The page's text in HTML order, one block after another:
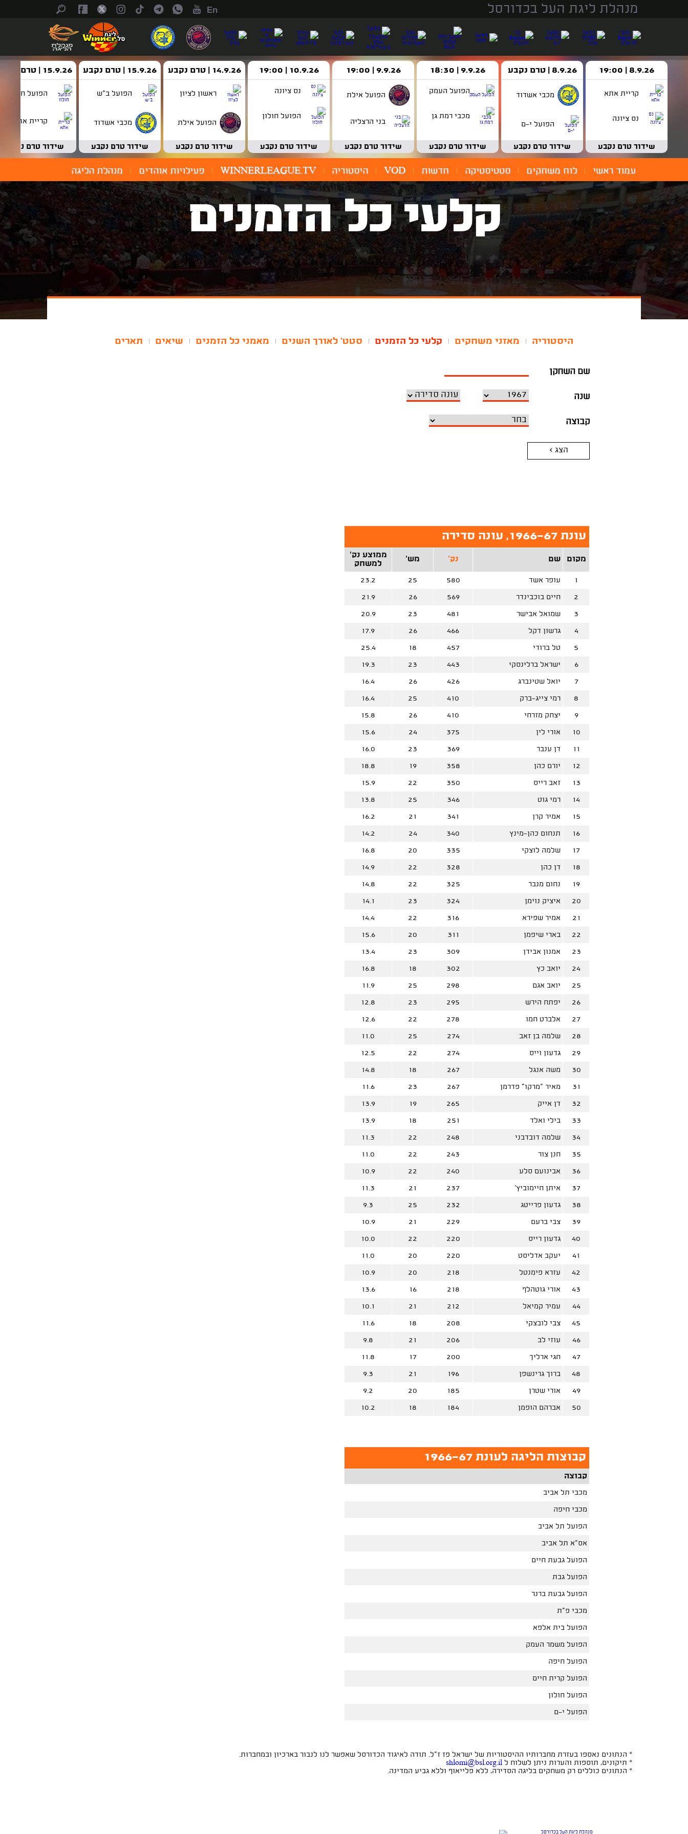
מנהלת ליגת העל בכדורסל En
8.9.26 | 19:00
קריית אתא
נס ציונה
שידור טרם נקבע
8.9.26 | טרם נקבע
מכבי אשדוד
הפועל י-ם
שידור טרם נקבע
9.9.26 | 18:30
הפועל העמק
מכבי רמת גן
שידור טרם נקבע
9.9.26 | 19:00
הפועל אילת
בני הרצליה
שידור טרם נקבע
10.9.26 | 19:00
נס ציונה
הפועל חולון
שידור טרם נקבע
14.9.26 | טרם נקבע
ראשון לציון
הפועל אילת
שידור טרם נקבע
15.9.26 | טרם נקבע
הפועל ב"ש
מכבי אשדוד
שידור טרם נקבע
15.9.26 | טרם נקבע
הפועל חולון
קריית אתא
שידור טרם נקבע
עמוד ראשי לוח משחקים סטטיסטיקה חדשות VOD היסטוריה WINNERLEAGUE.TV פעילויות אוהדים מנהלת הליגה
קלעי כל הזמנים
היסטוריה מאזני משחקים קלעי כל הזמנים סטט' לאורך השנים מאמני כל הזמנים שיאים תארים
שם השחקן
שנה
קבוצה
הצג >
עונת 1966-67, עונה סדירה
מקום שם נק' מש'
ממוצע נק'
למשחק
1 עופר אשד 580
25
23.2
2 חיים בוכבינדר 569
26
21.9
3 שמואל אבישר 481
23
20.9
4 גרשון דקל 466
26
17.9
5 טל ברודי 457
18
25.4
6 ישראל ברלינסקי 443
23
19.3
7 יואל שטינברג 426
26
16.4
8 רמי צייג-ברק 410
25
16.4
9 יצחק מזרחי 410
26
15.8
10 אורי לין 375
24
15.6
11 דן ענבר 369
23
16.0
12 יורם כהן 358
19
18.8
13 זאב רייס 350
22
15.9
14 רמי גוט 346
25
13.8
15 אמיר קרן 341
21
16.2
16 תנחום כהן-מינץ 340
24
14.2
17 שלמה לוצקי 335
20
16.8
18 דן כהן 328
22
14.9
19 נחום מנבר 325
22
14.8
20 איציק נוימן 324
23
14.1
21 אמיר שפירא 316
22
14.4
22 בארי שיפמן 311
20
15.6
23 אמנון אבידן 309
23
13.4
24 יואב כץ 302
18
16.8
25 יואב אגם 298
25
11.9
26 יפתח הירש 295
23
12.8
27 אלברט חמו 278
22
12.6
28 שלמה בן זאב 274
25
11.0
29 גדעון וייס 274
22
12.5
30 משה אנגל 267
18
14.8
31 מאיר "מרקו" פדרמן 267
23
11.6
32 דן אייק 265
19
13.9
33 בילי ואלד 251
18
13.9
34 שלמה דובדבני 248
22
11.3
35 חנן צור 243
22
11.0
36 אבינועם סלע 240
22
10.9
37 איתן חיימוביץ' 237
21
11.3
38 גדעון פרייטג 232
25
9.3
39 צבי ברעם 229
21
10.9
40 גדעון רייס 220
22
10.0
41 יעקב אדליסט 220
20
11.0
42 עזרא פימנטל 218
20
10.9
43 אורי גוטהלף 218
16
13.6
44 עמיר קמיאל 212
21
10.1
45 צבי לובצקי 208
18
11.6
46 עוזי לב 206
21
9.8
47 חגי ארליך 200
17
11.8
48 ברוך גרינשפן 196
21
9.3
49 אורי שטרן 185
20
9.2
50 אברהם הופמן 184
18
10.2
קבוצות הליגה לעונת 1966-67
קבוצה
מכבי תל אביב
מכבי חיפה
הפועל תל אביב
אס"א תל אביב
הפועל גבעת חיים
הפועל גבת
הפועל גבעת ברנר
מכבי פ"ת
הפועל בית אלפא
הפועל משמר העמק
הפועל חיפה
הפועל קרית חיים
הפועל חולון
הפועל י-ם
* הנתונים נאספו בעזרת מחברותיו ההיסטוריות של ישראל פז ז"ל. תודה לאיגוד הכדורסל שאפשר לנו לנבור בארכיון ובמחברות.
* תיקונים, תוספות והערות ניתן לשלוח ל shlomi@bsl.org.il
* הנתונים כוללים רק משחקים בליגה הסדירה, ללא פלייאוף וללא גביע המדינה.